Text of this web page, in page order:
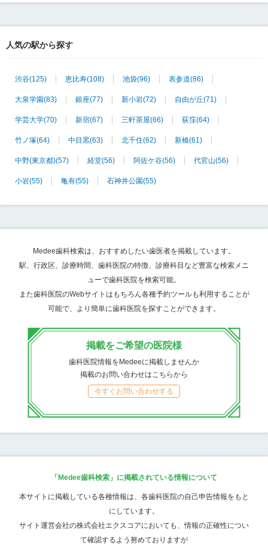
人気の駅から探す
渋谷(125) 恵比寿(108) 池袋(96) 表参道(86)
大泉学園(83) 銀座(77) 新小岩(72) 自由が丘(71)
学芸大学(70) 新宿(67) 三軒茶屋(66) 荻窪(64)
竹ノ塚(64) 中目黒(63) 北千住(62) 新橋(61)
中野(東京都)(57) 経堂(56) 阿佐ケ谷(56) 代官山(56)
小岩(55) 亀有(55) 石神井公園(55)
Medee歯科検索は、おすすめしたい歯医者を掲載しています。
駅、行政区、診療時間、歯科医院の特徴、診療科目など豊富な検索メニ
ューで歯科医院を検索可能。
また歯科医院のWebサイトはもちろん各種予約ツールも利用することが
可能で、より簡単に歯科医院を探すことができます。
掲載をご希望の医院様
歯科医院情報をMedeeに掲載しませんか
掲載のお問い合わせはこちらから
今すぐお問い合わせする
「Medee歯科検索」に掲載されている情報について
本サイトに掲載している各種情報は、各歯科医院の自己申告情報をもと
にしています。
サイト運営会社の株式会社エクスコアにおいても、情報の正確性につい
て確認するよう努めておりますが